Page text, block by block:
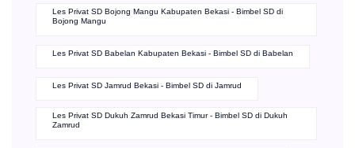
Les Privat SD Bojong Mangu Kabupaten Bekasi - Bimbel SD di
Bojong Mangu
Les Privat SD Babelan Kabupaten Bekasi - Bimbel SD di Babelan
Les Privat SD Jamrud Bekasi - Bimbel SD di Jamrud
Les Privat SD Dukuh Zamrud Bekasi Timur - Bimbel SD di Dukuh
Zamrud